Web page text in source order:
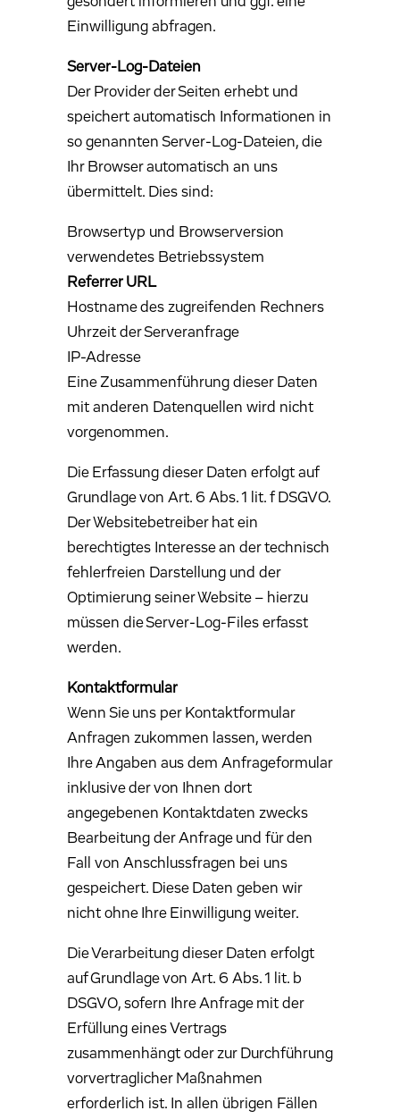
Einwilligung abfragen.
Server-Log-Dateien
Der Provider der Seiten erhebt und
speichert automatisch Informationen in
so genannten Server-Log-Dateien, die
Ihr Browser automatisch an uns
übermittelt. Dies sind:
Browsertyp und Browserversion
verwendetes Betriebssystem
Referrer URL
Hostname des zugreifenden Rechners
Uhrzeit der Serveranfrage
IP-Adresse
Eine Zusammenführung dieser Daten
mit anderen Datenquellen wird nicht
vorgenommen.
Die Erfassung dieser Daten erfolgt auf
Grundlage von Art. 6 Abs. 1 lit. f DSGVO.
Der Websitebetreiber hat ein
berechtigtes Interesse an der technisch
fehlerfreien Darstellung und der
Optimierung seiner Website – hierzu
müssen die Server-Log-Files erfasst
werden.
Kontaktformular
Wenn Sie uns per Kontaktformular
Anfragen zukommen lassen, werden
Ihre Angaben aus dem Anfrageformular
inklusive der von Ihnen dort
angegebenen Kontaktdaten zwecks
Bearbeitung der Anfrage und für den
Fall von Anschlussfragen bei uns
gespeichert. Diese Daten geben wir
nicht ohne Ihre Einwilligung weiter.
Die Verarbeitung dieser Daten erfolgt
auf Grundlage von Art. 6 Abs. 1 lit. b
DSGVO, sofern Ihre Anfrage mit der
Erfüllung eines Vertrags
zusammenhängt oder zur Durchführung
vorvertraglicher Maßnahmen
erforderlich ist. In allen übrigen Fällen